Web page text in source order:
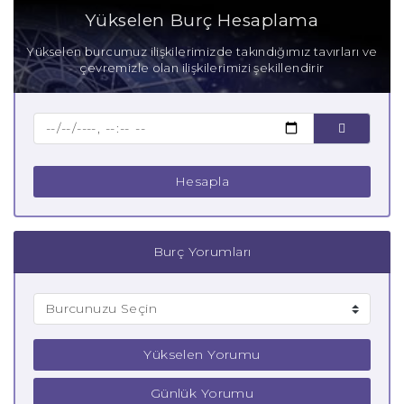
Anne Kova Burcu
Baba Kova Burcu
Yükselen Burç Hesaplama
Yükselen burcumuz ilişkilerimizde takındığımız tavırları ve
çevremizle olan ilişkilerimizi şekillendirir
Hesapla
Burç Yorumları
Yükselen Yorumu
Günlük Yorumu